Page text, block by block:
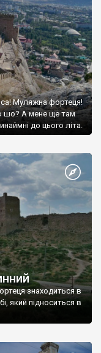
Муляжна фортеця!
шо? А мене ще там
до цього літа.
знаходиться в
який підноситься в